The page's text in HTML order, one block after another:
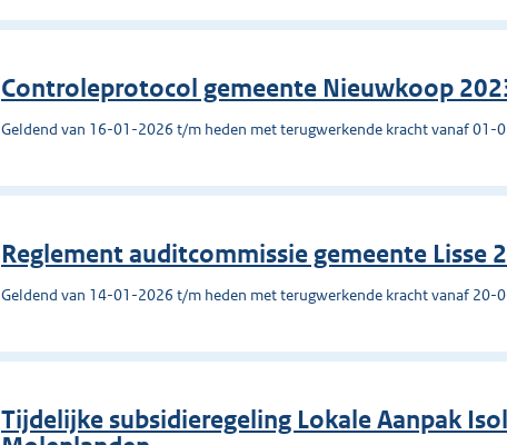
Controleprotocol gemeente Nieuwkoop
Geldend van 16-01-2026 t/m heden met terugwerkende kracht vanaf 01-
Reglement auditcommissie gemeente Lisse
Geldend van 14-01-2026 t/m heden met terugwerkende kracht vanaf 20-
Tijdelijke subsidieregeling Lokale Aanpak